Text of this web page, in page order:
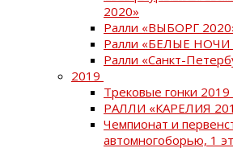
2020»
Ралли «ВЫБОРГ
Ралли «БЕЛЫЕ НОЧИ
Ралли «Санкт-
2019
Трековые гонки
РАЛЛИ «КАРЕЛИЯ
Чемпионат и
автомногоборью, 1